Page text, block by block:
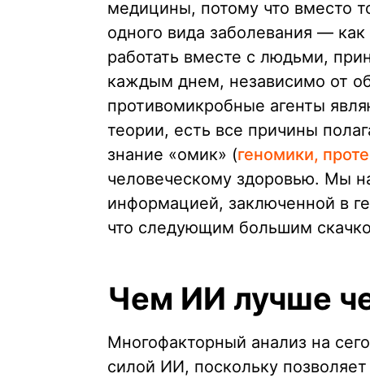
медицины, потому что вместо
одного вида заболевания —
работать вместе с людьми,
каждым днем, независимо от
противомикробные агенты
теории, есть все причины
знание «омик» (геномики,
человеческому здоровью. Мы
информацией, заключенной в
что следующим большим
Чем ИИ лучше
Многофакторный анализ на
силой ИИ, поскольку